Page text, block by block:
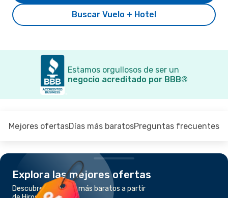
Buscar Vuelo + Hotel
Estamos orgullosos de ser un
negocio acreditado por BBB®
Mejores ofertasDías más baratosPreguntas frecuentes
Explora las mejores ofertas
Descubre los vuelos más baratos a partir